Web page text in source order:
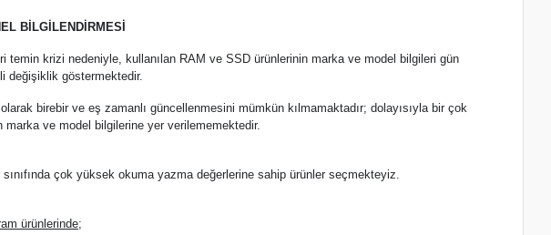
BİLGİLENDİRMESİ
krizi nedeniyle, kullanılan RAM ve SSD ürünlerinin marka ve model bilgileri gün
değişiklik göstermektedir.
birebir ve eş zamanlı güncellenmesini mümkün kılmamaktadır; dolayısıyla bir çok
ve model bilgilerine yer verilememektedir.
çok yüksek okuma yazma değerlerine sahip ürünler seçmekteyiz.
ürünlerinde;